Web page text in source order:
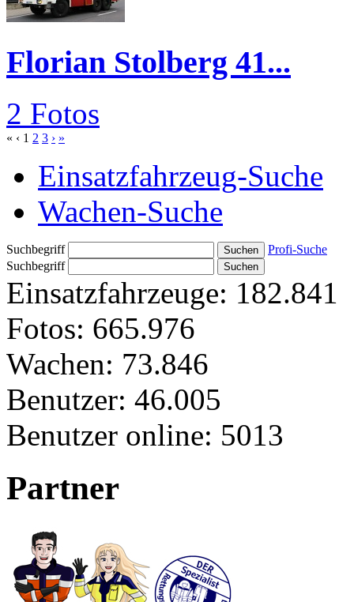
Florian Stolberg 41...
2 Fotos
« ‹ 1 2 3 › »
Einsatzfahrzeug-Suche
Wachen-Suche
Suchbegriff
Profi-Suche
Suchbegriff
Einsatzfahrzeuge: 182.841
Fotos: 665.976
Wachen: 73.846
Benutzer: 46.005
Benutzer online: 5013
Partner